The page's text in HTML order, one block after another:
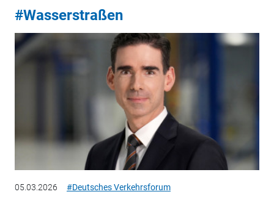
#Wasserstraßen
05.03.2026 #Deutsches Verkehrsforum